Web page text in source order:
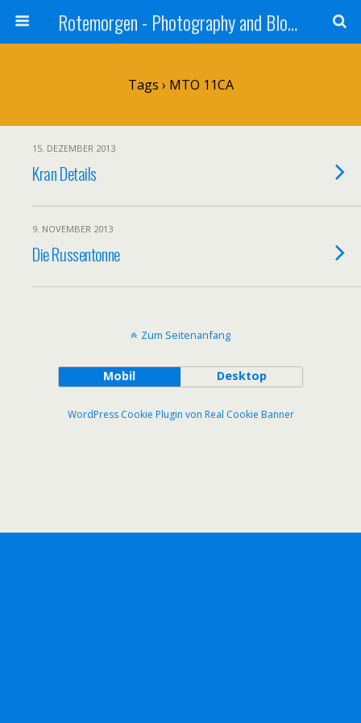
Rotemorgen - Photography and Blog by Alexander Sprinz
Tags › MTO 11CA
15. DEZEMBER 2013
Kran Details
9. NOVEMBER 2013
Die Russentonne
Zum Seitenanfang
Mobil Desktop
WordPress Cookie Plugin von Real Cookie Banner